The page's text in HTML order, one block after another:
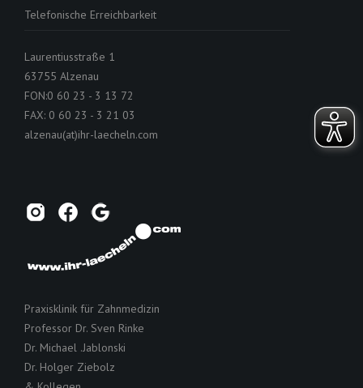
Telefonische Erreichbarkeit
Laurentiusstraße 1
63755 Alzenau
FON:0 60 23 - 3 13 72
FAX: 0 60 23 - 3 21 03
alzenau(at)ihr-laecheln.com
Praxisklinik für Zahnmedizin
Professor Dr. Sven Rinke
Dr. Michael .Jablonski
Dr. Holger Ziebolz